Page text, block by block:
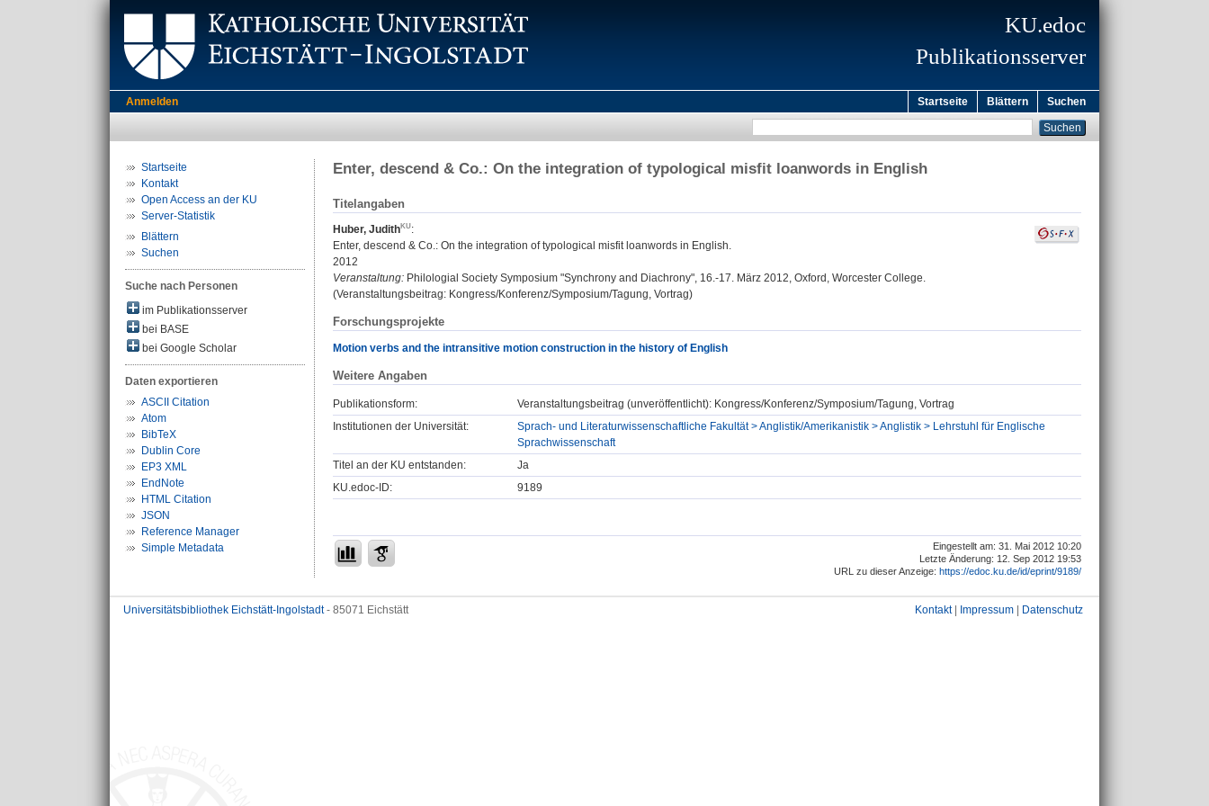
KU.edoc
Publikationsserver
Anmelden Startseite Blättern Suchen
Startseite
Kontakt
Open Access an der KU
Server-Statistik
Blättern
Suchen
Suche nach Personen
im Publikationsserver
bei BASE
bei Google Scholar
Daten exportieren
ASCII Citation
Atom
BibTeX
Dublin Core
EP3 XML
EndNote
HTML Citation
JSON
Reference Manager
Simple Metadata
Enter, descend & Co.: On the integration of typological misfit loanwords in English
Titelangaben
Huber, Judith
:
Enter, descend & Co.: On the integration of typological misfit loanwords in English.
2012
Veranstaltung: Philologial Society Symposium "Synchrony and Diachrony", 16.-17. März 2012, Oxford, Worcester College.
(Veranstaltungsbeitrag: Kongress/Konferenz/Symposium/Tagung, Vortrag)
Forschungsprojekte
Motion verbs and the intransitive motion construction in the history of English
Weitere Angaben
Publikationsform:
Veranstaltungsbeitrag (unveröffentlicht): Kongress/Konferenz/Symposium/Tagung, Vortrag
Institutionen der Universität:
Sprach- und Literaturwissenschaftliche Fakultät > Anglistik/Amerikanistik > Anglistik > Lehrstuhl für Englische
Sprachwissenschaft
Titel an der KU entstanden:
Ja
KU.edoc-ID:
9189
Eingestellt am: 31. Mai 2012 10:20
Letzte Änderung: 12. Sep 2012 19:53
URL zu dieser Anzeige: https://edoc.ku.de/id/eprint/9189/
Universitätsbibliothek Eichstätt-Ingolstadt- 85071 Eichstätt Kontakt| Impressum Datenschutz